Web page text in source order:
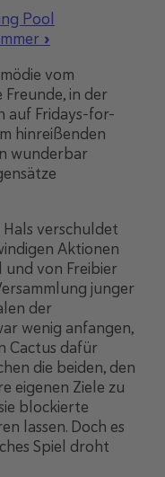
Pool
»
vom
Freunde, in der
auf Fridays-for-
hinreißenden
wunderbar
verschuldet
Aktionen
und von Freibier
junger
der
wenig anfangen,
Cactus dafür
die beiden, den
eigenen Ziele zu
blockierte
lassen. Doch es
Spiel droht